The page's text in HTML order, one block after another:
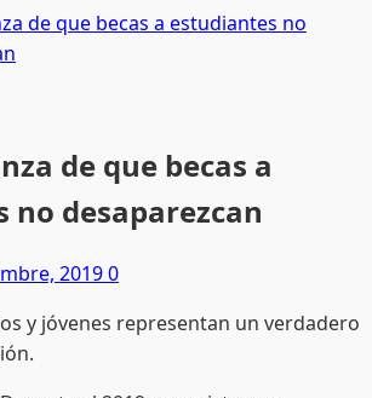
de que becas a estudiantes no
de que becas a
no desaparezcan
20190
y jóvenes representan un verdadero